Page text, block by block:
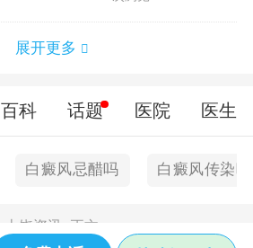
展开更多
百科 话题 医院 医生
白癜风忌醋吗 白癜风传染
上饶资讯 正文